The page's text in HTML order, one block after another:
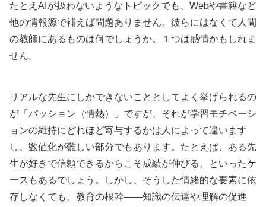
たとえAIが扱わないようなトピックでも、Webや書籍など
他の情報源で補えば問題ありません。彼らにはなくて人間
の教師にあるものは何でしょうか。１つは感情かもしれま
せん。
リアルな先生にしかできないこととしてよく挙げられるの
が「パッション（情熱）」ですが、それが学習モチベーシ
ョンの維持にどれほど寄与するかは人によって違います
し、数値化が難しい部分でもあります。たとえば、ある先
生が好きで信頼できるからこそ成績が伸びる、といったケ
ースもあるでしょう。しかし、そうした情緒的な要素に依
存しなくても、教育の根幹――知識の伝達や理解の促進